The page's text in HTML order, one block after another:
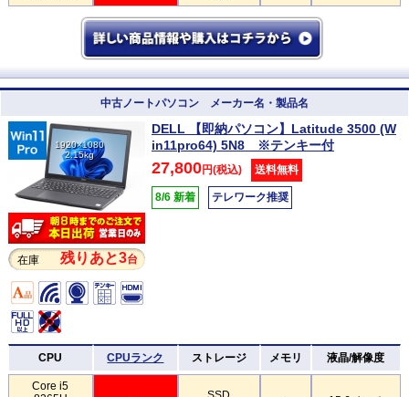
中古ノートパソコン メーカー名・製品名
1920×1080
2.15kg
在庫 残りあと3台
DELL 【即納パソコン】Latitude 3500 (W
in11pro64) 5N8 ※テンキー付
27,800円(税込) 送料無料
8/6 新着 テレワーク推奨
CPU CPUランク ストレージ メモリ 液晶/解像度
Core i5